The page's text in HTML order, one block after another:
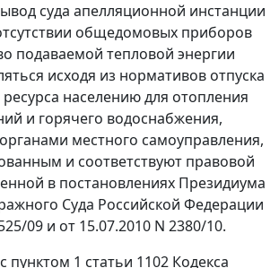
суда апелляционной инстанции
общедомовых приборов
подаваемой тепловой энергии
исходя из нормативов отпуска
населению для отопления
и горячего водоснабжения,
местного самоуправления,
и соответствуют правовой
в постановлениях Президиума
Суда Российской Федерации
09 и от 15.07.2010 N 2380/10.
пунктом 1 статьи 1102 Кодекса